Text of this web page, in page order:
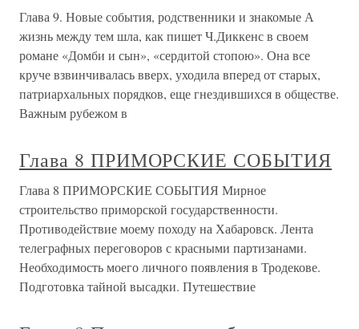
Глава 9. Новые события, родственники и знакомые А
жизнь между тем шла, как пишет Ч.Диккенс в своем
романе «Домби и сын», «сердитой стопою». Она все
круче взвинчивалась вверх, уходила вперед от старых,
патриархальных порядков, еще гнездившихся в обществе.
Важным рубежом в
Глава 8 ПРИМОРСКИЕ СОБЫТИЯ
Глава 8 ПРИМОРСКИЕ СОБЫТИЯ Мирное
строительство приморской государственности.
Противодействие моему походу на Хабаровск. Лента
телеграфных переговоров с красными партизанами.
Необходимость моего личного появления в Тродекове.
Подготовка тайной высадки. Путешествие